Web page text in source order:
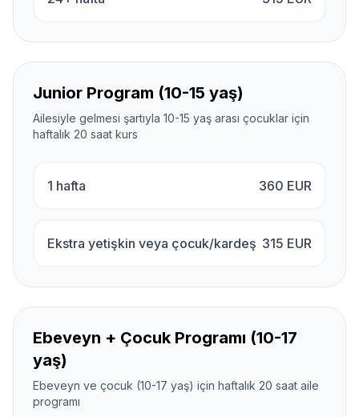
Junior Program (10-15 yaş)
Ailesiyle gelmesi şartıyla 10-15 yaş arası çocuklar için
haftalık 20 saat kurs
1 hafta 360 EUR
Ekstra yetişkin veya çocuk/kardeş 315 EUR
Ebeveyn + Çocuk Programı (10-17
yaş)
Ebeveyn ve çocuk (10-17 yaş) için haftalık 20 saat aile
programı